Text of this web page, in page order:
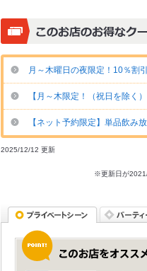
月～木曜日の夜限定！10％割
【月～木限定！（祝日を除く
【ネット予約限定】単品飲み
2025/12/12 更新
※更新日が2021/